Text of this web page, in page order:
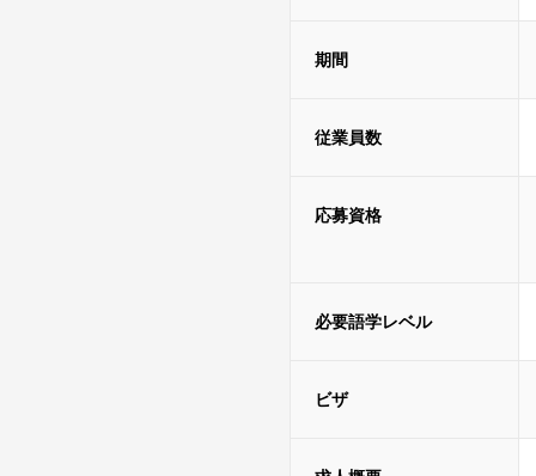
期間
従業員数
応募資格
必要語学レベル
ビザ